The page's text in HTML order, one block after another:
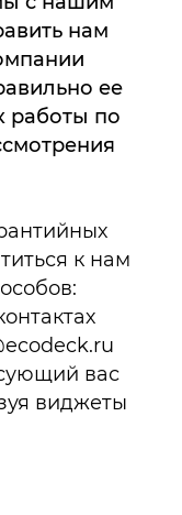
нам
ее
работы по
к нам
вас
виджеты